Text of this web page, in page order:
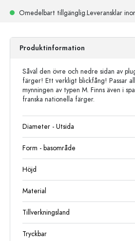
Omedelbart tillgänglig.Leveransklar
Produktinformation
Såväl den övre och nedre sidan av
färger! Ett verkligt blickfång! Passar
mynningen av typen M. Finns även i
franska nationella färger.
Diameter - Utsida
Form - basområde
Höjd
Material
Tillverkningsland
Tryckbar